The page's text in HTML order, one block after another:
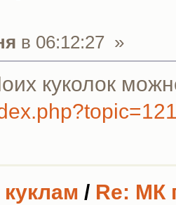
в 06:12:27 »
куколок
/ Re: МК